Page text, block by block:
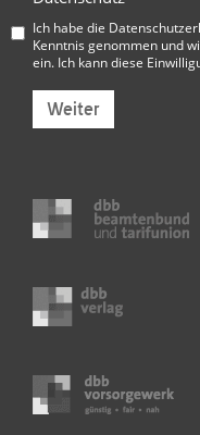
Ich habe die
Kenntnis genommen und
ein. Ich kann diese
Weiter